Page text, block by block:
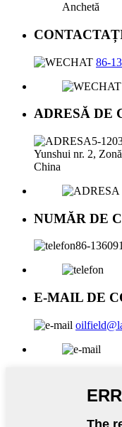
Anchetă
86-
ADRESĂ DE
5-
Yunshui nr. 2,
China
NUMĂR DE
86-
E-MAIL DE